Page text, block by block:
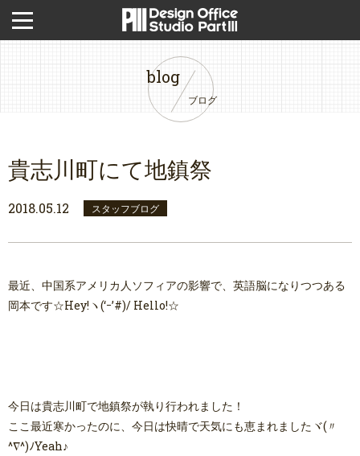
ブログ
blog
貴志川町にて地鎮祭
2018.05.12 スタッフブログ
最近、中国系アメリカ人ソフィアの影響で、英語脳になりつつある
岡本です☆Hey!ヽ(‘ｰ’#)/ Hello!☆
今日は貴志川町で地鎮祭が執り行われました！
ここ最近寒かったのに、今日は快晴で天気にも恵まれましたヾ(〃
^∇^)ﾉYeah♪